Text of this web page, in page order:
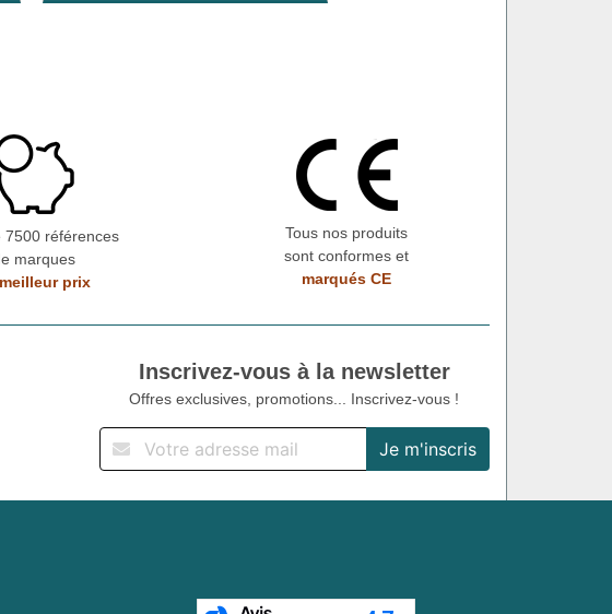
7500 références
marques
meilleur prix
Tous nos produits
sont conformes et
marqués CE
Inscrivez-vous à la newsletter
Offres exclusives, promotions... Inscrivez-vous !